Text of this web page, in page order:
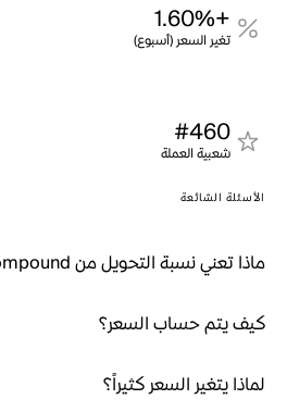
+1.60%
تغير السعر (أسبوع)
#460
شعبية العملة
الأسئلة الشائعة
ماذا تعني نسبة التحويل من Compound إلى Stader؟
كيف يتم حساب السعر؟
لماذا يتغير السعر كثيراً؟